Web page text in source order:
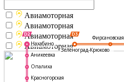
Фирсановская
Нахабино
Аникеевка
Опалиха
Красногорская
Зеленоград-Крюково
Авиамоторная
Авиамоторная
Авиамоторная
Авиамоторная